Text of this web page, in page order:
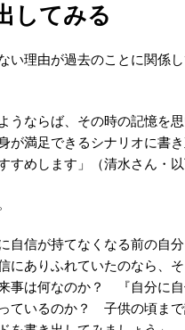
してみる
い理由が過去のことに関係
うならば、その時の記憶を
が満足できるシナリオに書
すめします」（清水さん・以
自信が持てなくなる前の自
にありふれていたのなら、
事は何なのか？ 『自分に自
ているのか？ 子供の頃ま